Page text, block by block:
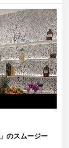
のスムージー